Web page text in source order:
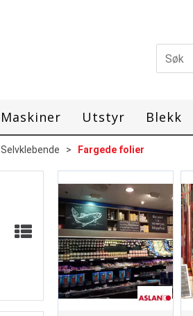
Maskiner Utstyr Blekk
Selvklebende > Fargede folier